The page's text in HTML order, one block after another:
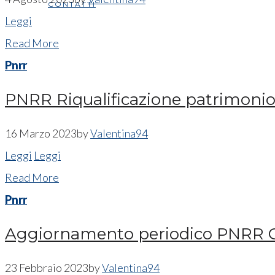
CONTATTI
Leggi
Read More
Pnrr
PNRR Riqualificazione
16 Marzo 2023byValentina94
Leggi Leggi
Read More
Pnrr
Aggiornamento periodico PNRR
23 Febbraio 2023byValentina94